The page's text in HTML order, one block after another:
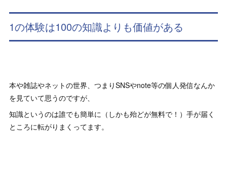
1の体験は100の知識よりも価値がある
本や雑誌やネットの世界、つまりSNSやnote等の個人発信なんか
を見ていて思うのですが、
知識というのは誰でも簡単に（しかも殆どが無料で！）手が届く
ところに転がりまくってます。